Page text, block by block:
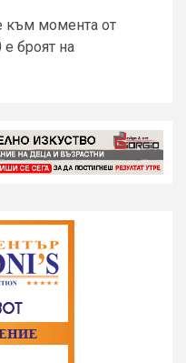
към момента от
броят на